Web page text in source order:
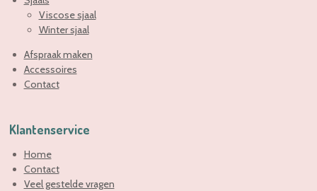
Viscose sjaal
Winter sjaal
Afspraak maken
Accessoires
Contact
Klantenservice
Home
Contact
Veel gestelde vragen